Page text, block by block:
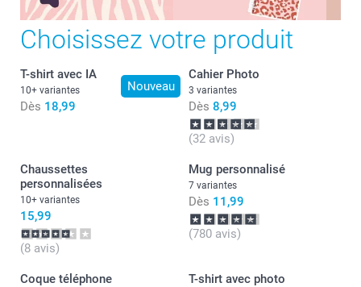
Choisissez votre produit
Nouveau
T-shirt avec IA
10+ variantes
Dès 18,99
Cahier Photo
3 variantes
Dès 8,99
(32 avis)
Chaussettes
personnalisées
10+ variantes
15,99
(8 avis)
Mug personnalisé
7 variantes
Dès 11,99
(780 avis)
Coque téléphone T-shirt avec photo